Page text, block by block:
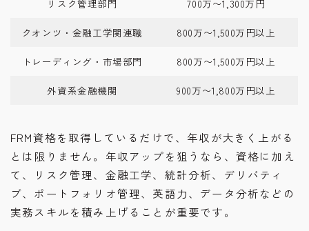
リスク管理部門 700万〜1,300万円
クオンツ・金融工学関連職 800万〜1,500万円以上
トレーディング・市場部門 800万〜1,500万円以上
外資系金融機関 900万〜1,800万円以上
FRM資格を取得しているだけで、年収が大きく上がる
とは限りません。年収アップを狙うなら、資格に加え
て、リスク管理、金融工学、統計分析、デリバティ
ブ、ポートフォリオ管理、英語力、データ分析などの
実務スキルを積み上げることが重要です。